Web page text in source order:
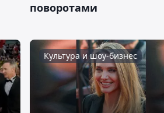
поворотами
Культура и шоу-бизнес